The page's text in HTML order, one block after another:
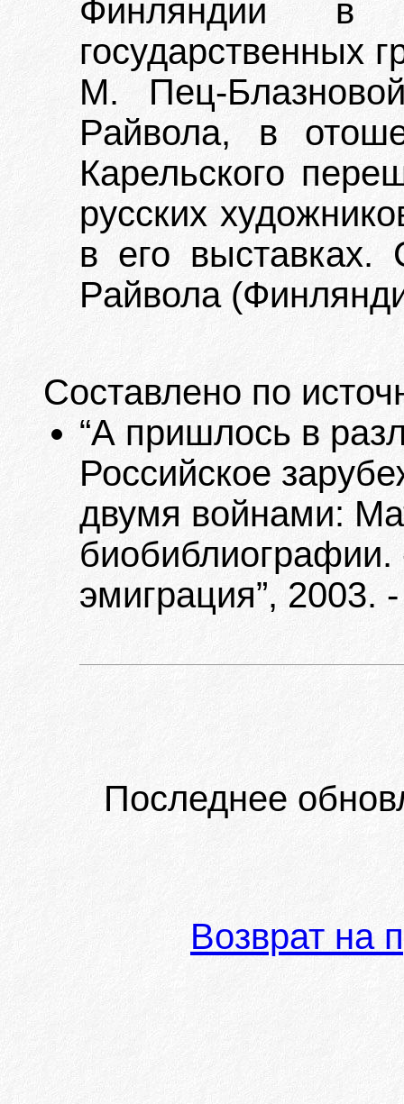
Финляндии в
государственных
М. Пец-
Райвола, в
Карельского
русских
в его выставках.
Райвола
Составлено по
“А пришлось в
Российское
двумя войнами:
эмиграция”, 2003.
Последнее
Возврат на